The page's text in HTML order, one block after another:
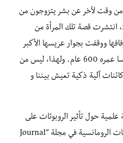
من وقت لآخر عن بشر يتزوجون من
أشياء جامدة. ففي عام 2013، انتشرت قصة تلك المرأة من
ووقفت بجوار عريسها الأكبر
منها سنا بكثير: جسر في فرنسا عمره 600 عام. ولهذا، ليس من
آلية ذكية تعيش بيننا و
دراسة علمية حول تأثير الروبوتات على
تصورات الناس للحب والعلاقات الرومانسية في مجلة “Journal